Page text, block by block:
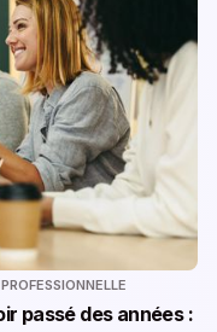
passé des années :